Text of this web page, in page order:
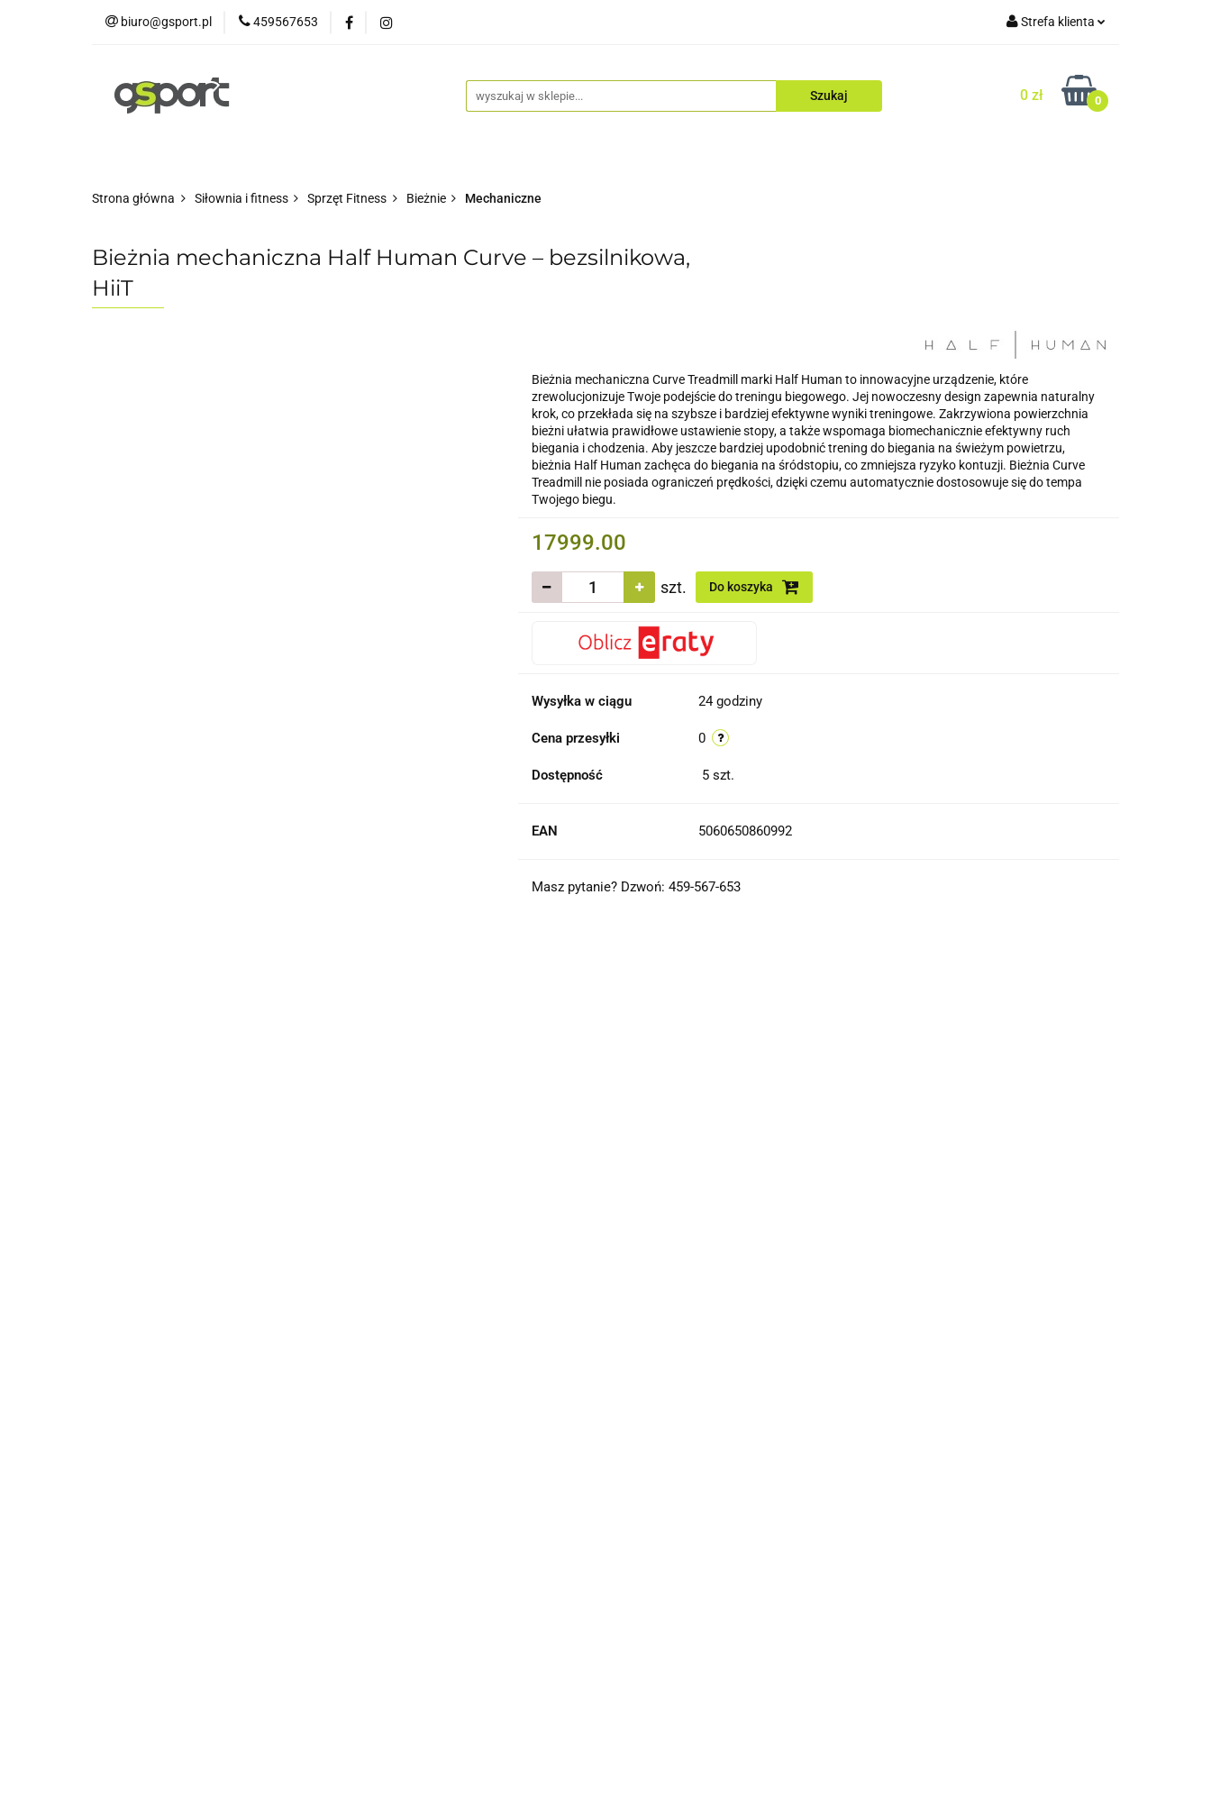
biuro@gsport.pl 459567653 Strefa klienta
Zarejestruj się
0 zł 0
Strona główna Siłownia i fitness Sprzęt Fitness Bieżnie Mechaniczne
Bieżnia mechaniczna Half Human Curve – bezsilnikowa,
HiiT
Bieżnia mechaniczna Curve Treadmill marki Half Human to innowacyjne urządzenie, które
zrewolucjonizuje Twoje podejście do treningu biegowego. Jej nowoczesny design zapewnia naturalny
krok, co przekłada się na szybsze i bardziej efektywne wyniki treningowe. Zakrzywiona powierzchnia
bieżni ułatwia prawidłowe ustawienie stopy, a także wspomaga biomechanicznie efektywny ruch
biegania i chodzenia. Aby jeszcze bardziej upodobnić trening do biegania na świeżym powietrzu,
bieżnia Half Human zachęca do biegania na śródstopiu, co zmniejsza ryzyko kontuzji. Bieżnia Curve
Treadmill nie posiada ograniczeń prędkości, dzięki czemu automatycznie dostosowuje się do tempa
Twojego biegu.
17999.00
szt. Do koszyka
Wysyłka w ciągu 24 godziny
Cena przesyłki 0
Dostępność 5 szt.
EAN 5060650860992
Masz pytanie? Dzwoń: 459-567-653